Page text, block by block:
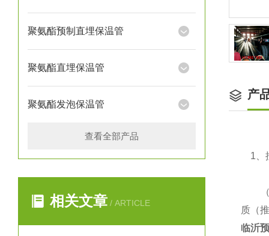
聚氨酯预制直埋保温管
聚氨酯直埋保温管
聚氨酯发泡保温管
查看全部产品
相关文章 / ARTICLE
产
1、
（1
质（
临沂